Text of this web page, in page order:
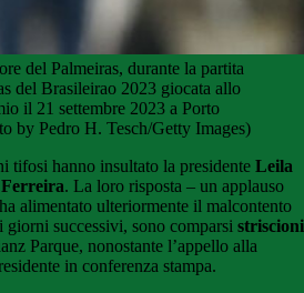
del Palmeiras, durante la partita
del Brasileirao 2023 giocata allo
il 21 settembre 2023 a Porto
by Pedro H. Tesch/Getty Images)
tifosi hanno insultato la presidente Leila
. La loro risposta – un applauso
alimentato ulteriormente il malcontento
successivi, sono comparsi striscioni
Parque, nonostante l’appello alla
in conferenza stampa.